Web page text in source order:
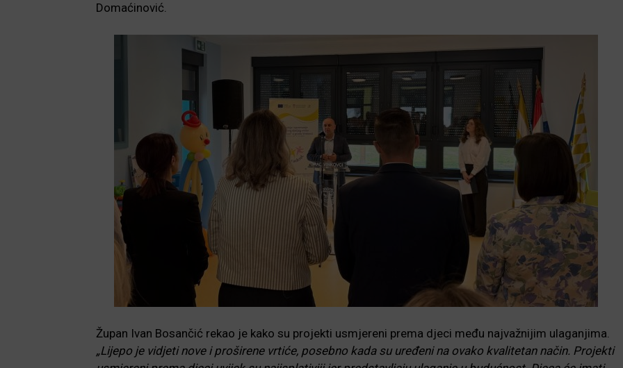
Domaćinović.
Župan Ivan Bosančić rekao je kako su projekti usmjereni prema djeci među najvažnijim ulaganjima.
„Lijepo je vidjeti nove i proširene vrtiće, posebno kada su uređeni na ovako kvalitetan način. Projekti